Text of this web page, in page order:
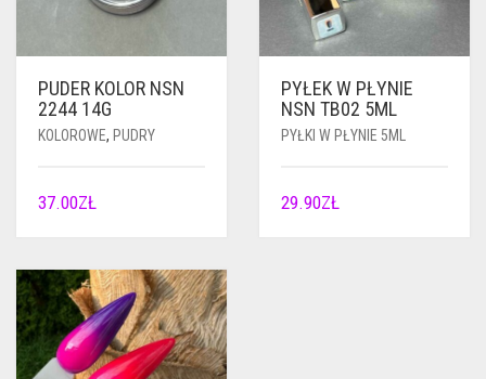
PUDER KOLOR NSN
2244 14G
KOLOROWE, PUDRY
37.00ZŁ
PYŁEK W PŁYNIE
NSN TB02 5ML
PYŁKI W PŁYNIE 5ML
29.90ZŁ